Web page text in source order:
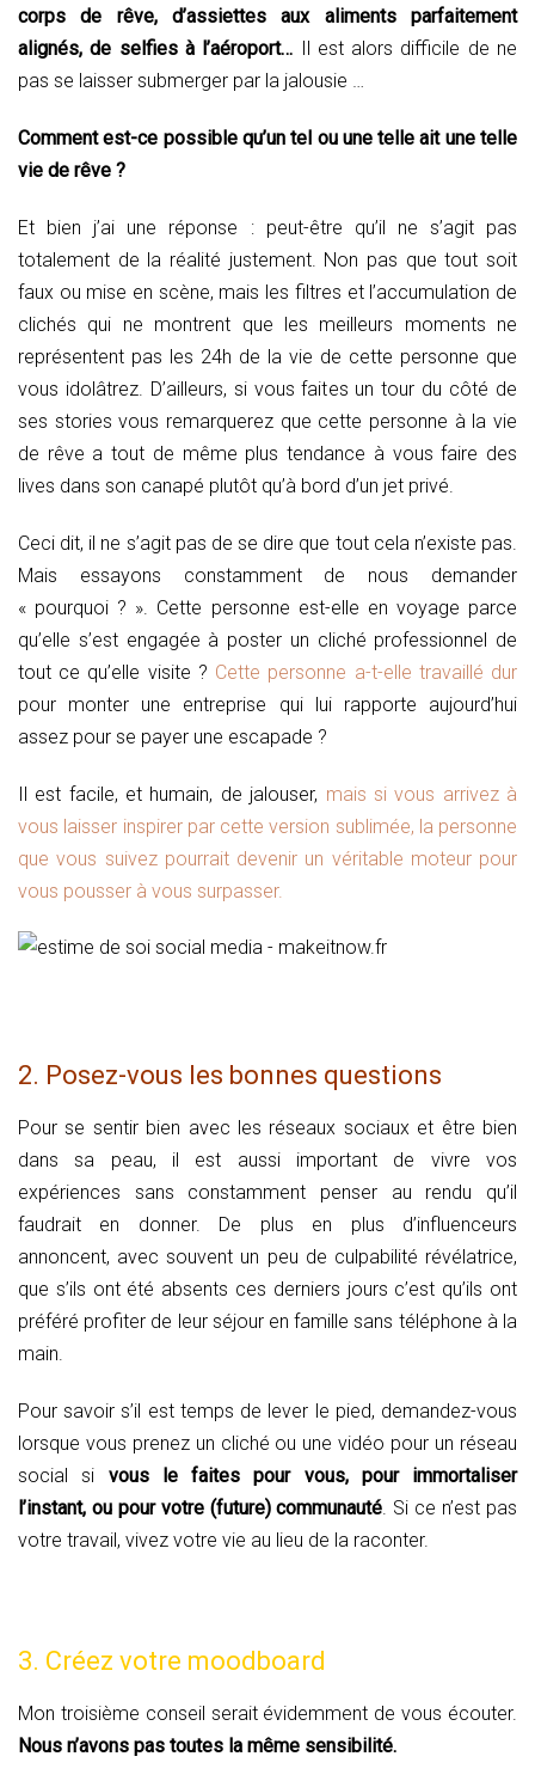
corps de rêve, d’assiettes aux aliments parfaitement
alignés, de selfies à l’aéroport… Il est alors difficile de ne
pas se laisser submerger par la jalousie …
Comment est-ce possible qu’un tel ou une telle ait une telle
vie de rêve ?
Et bien j’ai une réponse : peut-être qu’il ne s’agit pas
totalement de la réalité justement. Non pas que tout soit
faux ou mise en scène, mais les filtres et l’accumulation de
clichés qui ne montrent que les meilleurs moments ne
représentent pas les 24h de la vie de cette personne que
vous idolâtrez. D’ailleurs, si vous faites un tour du côté de
ses stories vous remarquerez que cette personne à la vie
de rêve a tout de même plus tendance à vous faire des
lives dans son canapé plutôt qu’à bord d’un jet privé.
Ceci dit, il ne s’agit pas de se dire que tout cela n’existe pas.
Mais essayons constamment de nous demander
« pourquoi ? ». Cette personne est-elle en voyage parce
qu’elle s’est engagée à poster un cliché professionnel de
tout ce qu’elle visite ? Cette personne a-t-elle travaillé dur
pour monter une entreprise qui lui rapporte aujourd’hui
assez pour se payer une escapade ?
Il est facile, et humain, de jalouser, mais si vous arrivez à
vous laisser inspirer par cette version sublimée, la personne
que vous suivez pourrait devenir un véritable moteur pour
vous pousser à vous surpasser.
2. Posez-vous les bonnes questions
Pour se sentir bien avec les réseaux sociaux et être bien
dans sa peau, il est aussi important de vivre vos
expériences sans constamment penser au rendu qu’il
faudrait en donner. De plus en plus d’influenceurs
annoncent, avec souvent un peu de culpabilité révélatrice,
que s’ils ont été absents ces derniers jours c’est qu’ils ont
préféré profiter de leur séjour en famille sans téléphone à la
main.
Pour savoir s’il est temps de lever le pied, demandez-vous
lorsque vous prenez un cliché ou une vidéo pour un réseau
social si vous le faites pour vous, pour immortaliser
l’instant, ou pour votre (future) communauté . Si ce n’est pas
votre travail, vivez votre vie au lieu de la raconter.
3. Créez votre moodboard
Mon troisième conseil serait évidemment de vous écouter.
Nous n’avons pas toutes la même sensibilité.